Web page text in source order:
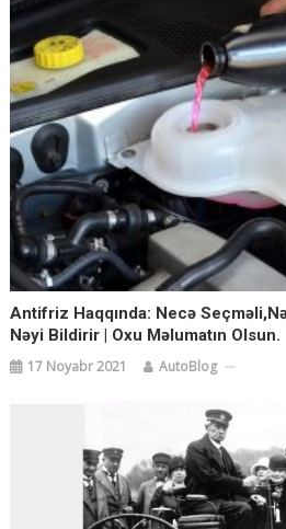
Antifriz Haqqında: Necə
Nəyi Bildirir | Oxu Məlumatın Olsun.
17 Noyabr 2021 AutoBlog